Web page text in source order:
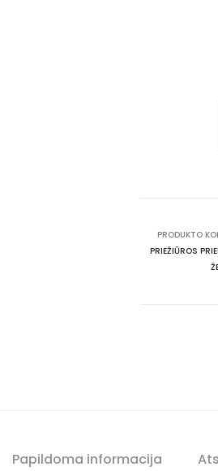
PRODUKTO
PRIEŽIŪROS
Papildoma informacija